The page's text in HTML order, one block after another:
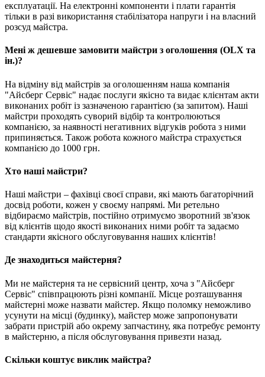
експлуатації. На електронні компоненти і плати гарантія
тільки в разі використання стабілізатора напруги і на власний
розсуд майстра.
Мені ж дешевше замовити майстри з оголошення (OLX та
ін.)?
На відміну від майстрів за оголошенням наша компанія
"Айсберг Сервіс" надає послуги якісно та видає клієнтам акти
виконаних робіт із зазначеною гарантією (за запитом). Наші
майстри проходять суворий відбір та контролюються
компанією, за наявності негативних відгуків робота з ними
припиняється. Також робота кожного майстра страхується
компанією до 1000 грн.
Хто наші майстри?
Наші майстри – фахівці своєї справи, які мають багаторічний
досвід роботи, кожен у своєму напрямі. Ми ретельно
відбираємо майстрів, постійно отримуємо зворотний зв'язок
від клієнтів щодо якості виконаних ними робіт та задаємо
стандарти якісного обслуговування наших клієнтів!
Де знаходиться майстерня?
Ми не майстерня та не сервісний центр, хоча з "Айсберг
Сервіс" співпрацюють різні компанії. Місце розташування
майстерні може назвати майстер. Якщо поломку неможливо
усунути на місці (будинку), майстер може запропонувати
забрати пристрій або окрему запчастину, яка потребує ремонту
в майстерню, а після обслуговування привезти назад.
Скільки коштує виклик майстра?